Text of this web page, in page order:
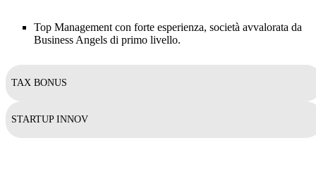
Top Management con forte esperienza, società avvalorata da
Business Angels di primo livello.
TAX BONUS
STARTUP INNOV